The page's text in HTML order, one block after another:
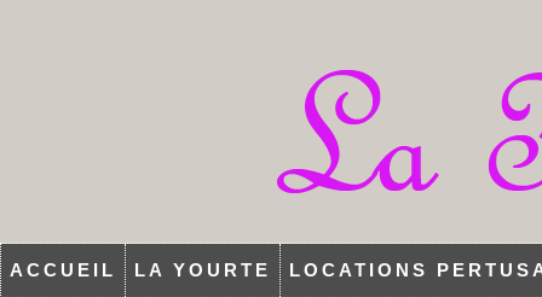
ACCUEIL LA YOURTE LOCATIONS